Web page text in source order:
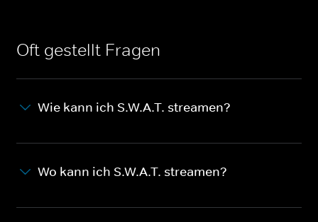
Oft gestellt Fragen
Wie kann ich S.W.A.T. streamen?
Wo kann ich S.W.A.T. streamen?